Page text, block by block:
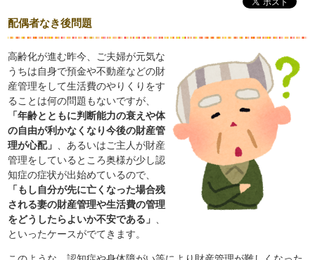
配偶者なき後問題
高齢化が進む昨今、ご夫婦が元気な
うちは自身で預金や不動産などの財
産管理をして生活費のやりくりをす
ることは何の問題もないですが、
「年齢とともに判断能力の衰えや体
の自由が利かなくなり今後の財産管
理が心配」
、あるいはご主人が財産
管理をしているところ奥様が少し認
知症の症状が出始めているので、
「もし自分が先に亡くなった場合残
される妻の財産管理や生活費の管理
をどうしたらよいか不安である」
といったケースがでてきます。